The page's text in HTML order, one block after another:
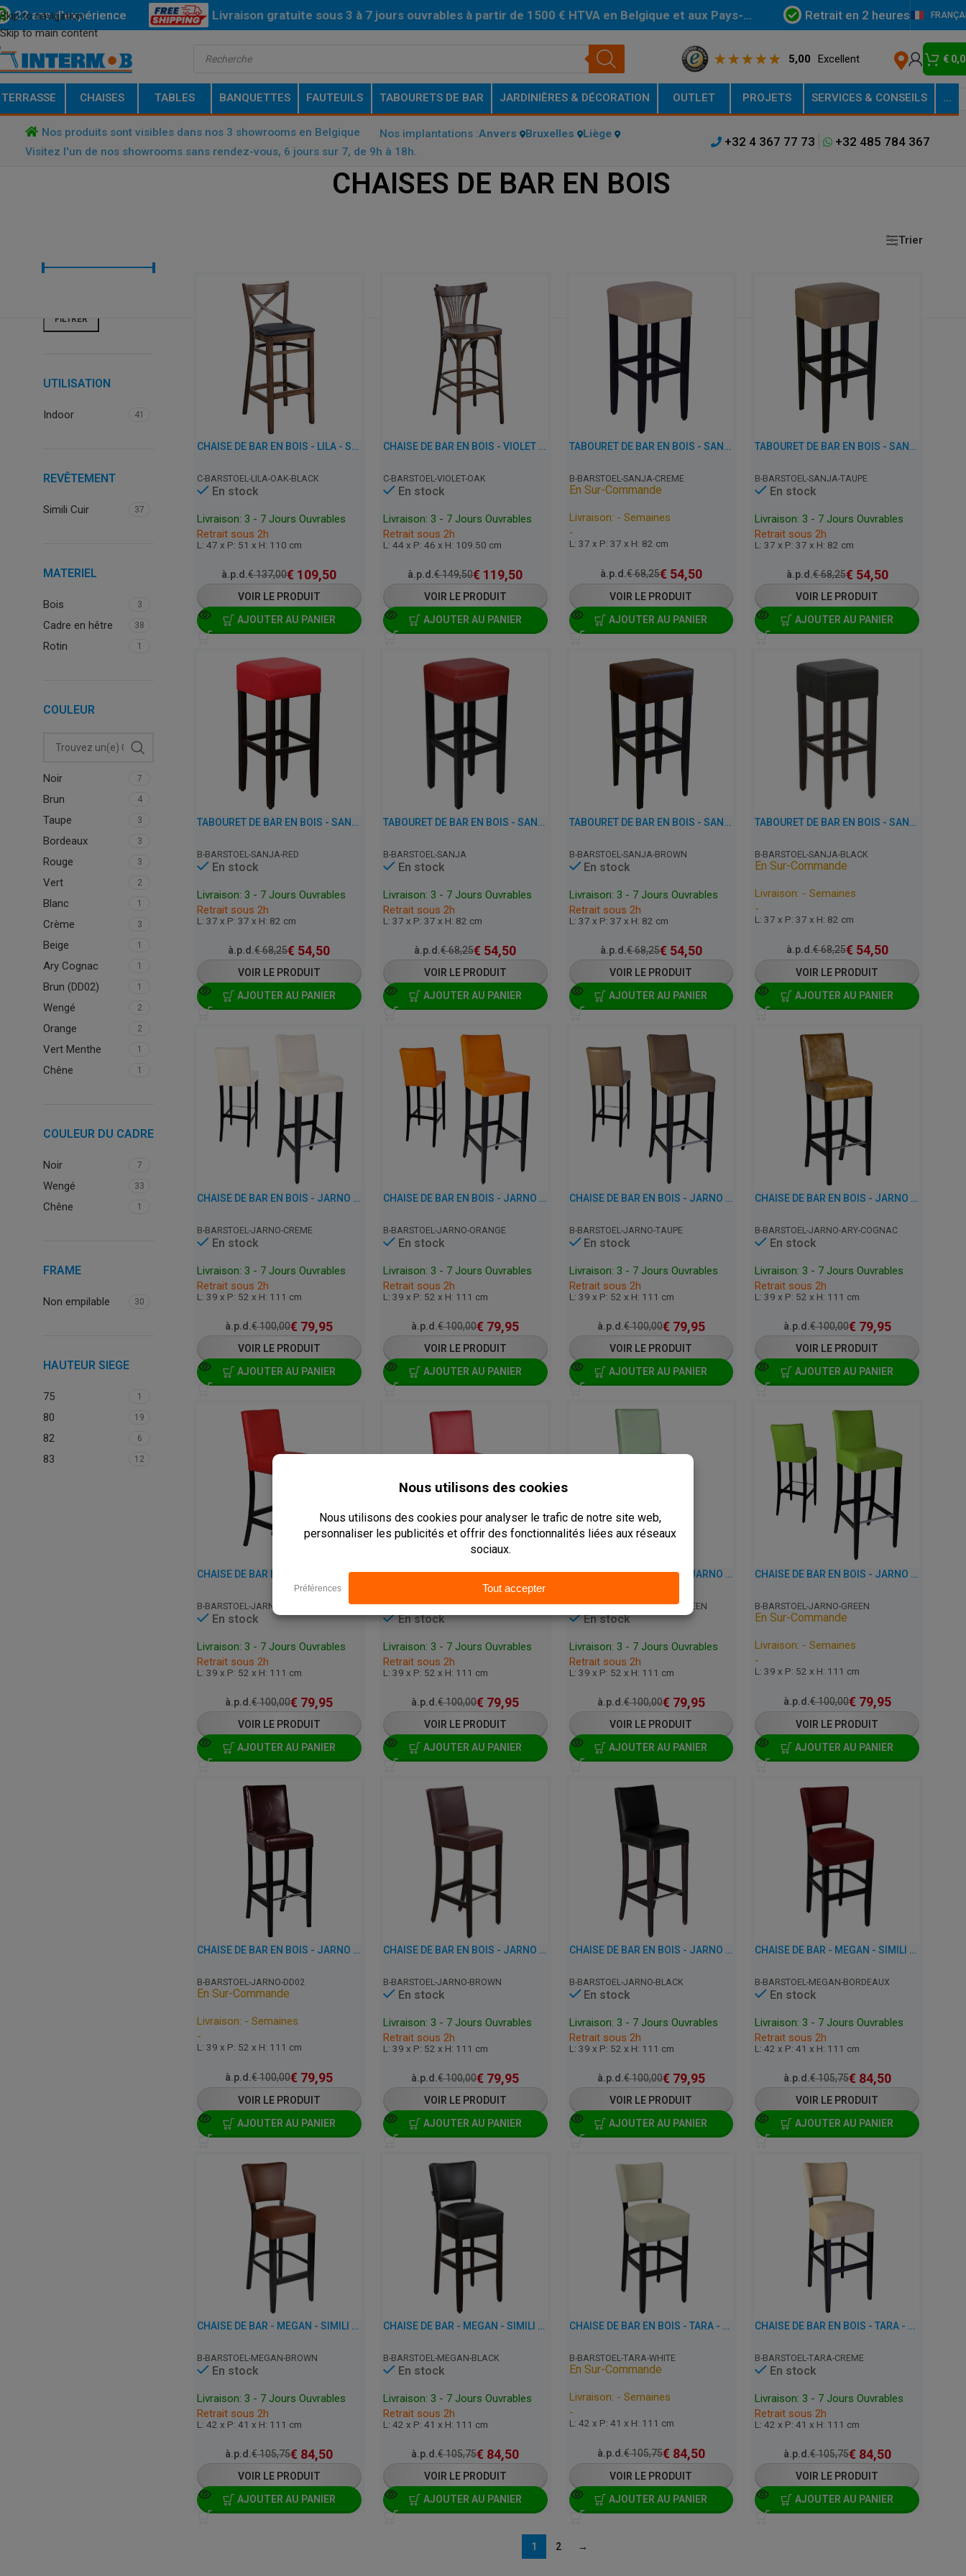
Skip to navigation
Skip to main content
22 ans d'expérience Livraison gratuite sous 3 à 7 jours ouvrables à partir de 1500 € HTVA en Belgique et aux Pays-
Retrait en 2 heures
5,00 Excellent €
TERRASSE CHAISES TABLES BANQUETTES FAUTEUILS TABOURETS DE BAR JARDINIÈRES & DÉCORATION OUTLET PROJETS SERVICES & CONSEILS …
Nos produits sont visibles dans nos 3 showrooms en Belgique Nos implantations :Anvers Bruxelles Liège
Visitez l'un de nos showrooms sans rendez-vous, 6 jours sur 7, de 9h à 18h.
+32 4 367 77 73 +32 485 784 367
CHAISES DE BAR EN BOIS
FILTRER
UTILISATION
Indoor 41
REVÊTEMENT
Simili Cuir 37
MATERIEL
Bois 3
Cadre en hêtre 38
Rotin 1
COULEUR
Noir 7
Brun 4
Taupe 3
Bordeaux 3
Rouge 3
Vert 2
Blanc 1
Crème 3
Beige 1
Ary Cognac 1
Brun (DD02) 1
Wengé 2
Orange 2
Vert Menthe 1
Chêne 1
COULEUR DU CADRE
Noir 7
Wengé 33
Chêne 1
FRAME
Non empilable 30
HAUTEUR SIEGE
75 1
80 19
82 6
83 12
Trier
CHAISE DE BAR EN BOIS - LILA - SIMILI CUIR
C-BARSTOEL-LILA-OAK-BLACK
En stock
Livraison: 3 - 7 Jours Ouvrables
Retrait sous 2h
L: 47 x P: 51 x H: 110 cm
à.p.d.€137,00€ 109,50
VOIR LE PRODUIT
AJOUTER AU PANIER
CHAISE DE BAR EN BOIS - VIOLET - VINTAGE CHÊNE
C-BARSTOEL-VIOLET-OAK
En stock
Livraison: 3 - 7 Jours Ouvrables
Retrait sous 2h
L: 44 x P: 46 x H: 109.50 cm
à.p.d.€149,50€ 119,50
VOIR LE PRODUIT
AJOUTER AU PANIER
TABOURET DE BAR EN BOIS - SANJA - SIMILI CUIR
B-BARSTOEL-SANJA-CREME
En Sur-Commande
Livraison: - Semaines
-
L: 37 x P: 37 x H: 82 cm
à.p.d.€68,25€ 54,50
VOIR LE PRODUIT
AJOUTER AU PANIER
TABOURET DE BAR EN BOIS - SANJA - SIMILI CUIR
B-BARSTOEL-SANJA-TAUPE
En stock
Livraison: 3 - 7 Jours Ouvrables
Retrait sous 2h
L: 37 x P: 37 x H: 82 cm
à.p.d.€68,25€ 54,50
VOIR LE PRODUIT
AJOUTER AU PANIER
TABOURET DE BAR EN BOIS - SANJA - SIMILI CUIR
B-BARSTOEL-SANJA-RED
En stock
Livraison: 3 - 7 Jours Ouvrables
Retrait sous 2h
L: 37 x P: 37 x H: 82 cm
à.p.d.€68,25€ 54,50
VOIR LE PRODUIT
AJOUTER AU PANIER
TABOURET DE BAR EN BOIS - SANJA - SIMILI CUIR
B-BARSTOEL-SANJA
En stock
Livraison: 3 - 7 Jours Ouvrables
Retrait sous 2h
L: 37 x P: 37 x H: 82 cm
à.p.d.€68,25€ 54,50
VOIR LE PRODUIT
AJOUTER AU PANIER
TABOURET DE BAR EN BOIS - SANJA - SIMILI CUIR
B-BARSTOEL-SANJA-BROWN
En stock
Livraison: 3 - 7 Jours Ouvrables
Retrait sous 2h
L: 37 x P: 37 x H: 82 cm
à.p.d.€68,25€ 54,50
VOIR LE PRODUIT
AJOUTER AU PANIER
TABOURET DE BAR EN BOIS - SANJA - SIMILI CUIR
B-BARSTOEL-SANJA-BLACK
En Sur-Commande
Livraison: - Semaines
-
L: 37 x P: 37 x H: 82 cm
à.p.d.€68,25€ 54,50
VOIR LE PRODUIT
AJOUTER AU PANIER
CHAISE DE BAR EN BOIS - JARNO - SIMILI CUIR
B-BARSTOEL-JARNO-CREME
En stock
Livraison: 3 - 7 Jours Ouvrables
Retrait sous 2h
L: 39 x P: 52 x H: 111 cm
à.p.d.€100,00€ 79,95
VOIR LE PRODUIT
AJOUTER AU PANIER
CHAISE DE BAR EN BOIS - JARNO - SIMILI CUIR
B-BARSTOEL-JARNO-ORANGE
En stock
Livraison: 3 - 7 Jours Ouvrables
Retrait sous 2h
L: 39 x P: 52 x H: 111 cm
à.p.d.€100,00€ 79,95
VOIR LE PRODUIT
AJOUTER AU PANIER
CHAISE DE BAR EN BOIS - JARNO - SIMILI CUIR
B-BARSTOEL-JARNO-TAUPE
En stock
Livraison: 3 - 7 Jours Ouvrables
Retrait sous 2h
L: 39 x P: 52 x H: 111 cm
à.p.d.€100,00€ 79,95
VOIR LE PRODUIT
AJOUTER AU PANIER
CHAISE DE BAR EN BOIS - JARNO - SIMILI CUIR
B-BARSTOEL-JARNO-ARY-COGNAC
En stock
Livraison: 3 - 7 Jours Ouvrables
Retrait sous 2h
L: 39 x P: 52 x H: 111 cm
à.p.d.€100,00€ 79,95
VOIR LE PRODUIT
AJOUTER AU PANIER
CHAISE DE BAR EN BOIS - JARNO - SIMILI CUIR
B-BARSTOEL-JARNO-RED
En stock
Livraison: 3 - 7 Jours Ouvrables
Retrait sous 2h
L: 39 x P: 52 x H: 111 cm
à.p.d.€100,00€ 79,95
VOIR LE PRODUIT
AJOUTER AU PANIER
CHAISE DE BAR EN BOIS - JARNO - SIMILI CUIR
B-BARSTOEL-JARNO-BORDEAUX
En stock
Livraison: 3 - 7 Jours Ouvrables
Retrait sous 2h
L: 39 x P: 52 x H: 111 cm
à.p.d.€100,00€ 79,95
VOIR LE PRODUIT
AJOUTER AU PANIER
CHAISE DE BAR EN BOIS - JARNO - SIMILI CUIR
B-BARSTOEL-JARNO-MINT-GREEN
En stock
Livraison: 3 - 7 Jours Ouvrables
Retrait sous 2h
L: 39 x P: 52 x H: 111 cm
à.p.d.€100,00€ 79,95
VOIR LE PRODUIT
AJOUTER AU PANIER
CHAISE DE BAR EN BOIS - JARNO - SIMILI CUIR
B-BARSTOEL-JARNO-GREEN
En Sur-Commande
Livraison: - Semaines
-
L: 39 x P: 52 x H: 111 cm
à.p.d.€100,00€ 79,95
VOIR LE PRODUIT
AJOUTER AU PANIER
CHAISE DE BAR EN BOIS - JARNO - SIMILI CUIR
B-BARSTOEL-JARNO-DD02
En Sur-Commande
Livraison: - Semaines
-
L: 39 x P: 52 x H: 111 cm
à.p.d.€100,00€ 79,95
VOIR LE PRODUIT
AJOUTER AU PANIER
CHAISE DE BAR EN BOIS - JARNO - SIMILI CUIR
B-BARSTOEL-JARNO-BROWN
En stock
Livraison: 3 - 7 Jours Ouvrables
Retrait sous 2h
L: 39 x P: 52 x H: 111 cm
à.p.d.€100,00€ 79,95
VOIR LE PRODUIT
AJOUTER AU PANIER
CHAISE DE BAR EN BOIS - JARNO - SIMILI CUIR
B-BARSTOEL-JARNO-BLACK
En stock
Livraison: 3 - 7 Jours Ouvrables
Retrait sous 2h
L: 39 x P: 52 x H: 111 cm
à.p.d.€100,00€ 79,95
VOIR LE PRODUIT
AJOUTER AU PANIER
CHAISE DE BAR - MEGAN - SIMILI CUIR
B-BARSTOEL-MEGAN-BORDEAUX
En stock
Livraison: 3 - 7 Jours Ouvrables
Retrait sous 2h
L: 42 x P: 41 x H: 111 cm
à.p.d.€105,75€ 84,50
VOIR LE PRODUIT
AJOUTER AU PANIER
CHAISE DE BAR - MEGAN - SIMILI CUIR
B-BARSTOEL-MEGAN-BROWN
En stock
Livraison: 3 - 7 Jours Ouvrables
Retrait sous 2h
L: 42 x P: 41 x H: 111 cm
à.p.d.€105,75€ 84,50
VOIR LE PRODUIT
AJOUTER AU PANIER
CHAISE DE BAR - MEGAN - SIMILI CUIR
B-BARSTOEL-MEGAN-BLACK
En stock
Livraison: 3 - 7 Jours Ouvrables
Retrait sous 2h
L: 42 x P: 41 x H: 111 cm
à.p.d.€105,75€ 84,50
VOIR LE PRODUIT
AJOUTER AU PANIER
CHAISE DE BAR EN BOIS - TARA - SIMILI CUIR
B-BARSTOEL-TARA-WHITE
En Sur-Commande
Livraison: - Semaines
-
L: 42 x P: 41 x H: 111 cm
à.p.d.€105,75€ 84,50
VOIR LE PRODUIT
AJOUTER AU PANIER
CHAISE DE BAR EN BOIS - TARA - SIMILI CUIR
B-BARSTOEL-TARA-CREME
En stock
Livraison: 3 - 7 Jours Ouvrables
Retrait sous 2h
L: 42 x P: 41 x H: 111 cm
à.p.d.€105,75€ 84,50
VOIR LE PRODUIT
AJOUTER AU PANIER
1 2 →